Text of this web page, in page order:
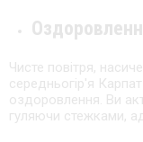
Чисте повітря,
середньогір'я
оздоровлення. Ви
гуляючи стежками,